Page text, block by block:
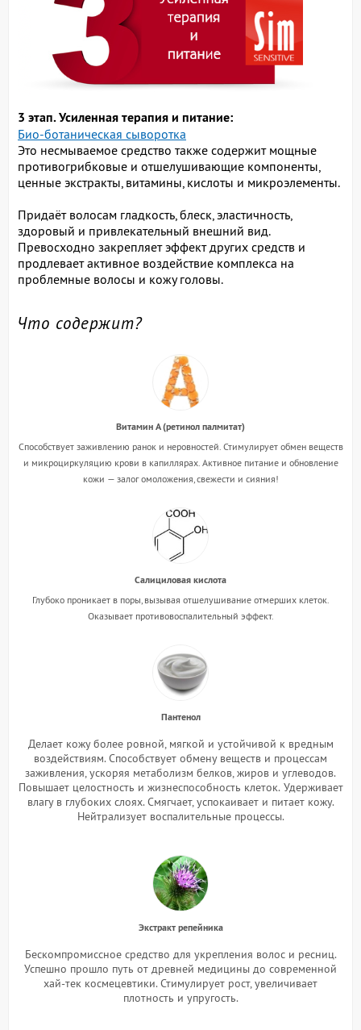
3 этап. Усиленная терапия и питание:
Био-ботаническая сыворотка
Это несмываемое средство также содержит мощные
противогрибковые и отшелушивающие компоненты,
ценные экстракты, витамины, кислоты и микроэлементы.
Придаёт волосам гладкость, блеск, эластичность,
здоровый и привлекательный внешний вид.
Превосходно закрепляет эффект других средств и
продлевает активное воздействие комплекса на
проблемные волосы и кожу головы.
Что содержит?
Витамин А (ретинол палмитат)
Способствует заживлению ранок и неровностей. Стимулирует обмен веществ
и микроциркуляцию крови в капиллярах. Активное питание и обновление
кожи — залог омоложения, свежести и сияния!
Салициловая кислота
Глубоко проникает в поры, вызывая отшелушивание отмерших клеток.
Оказывает противовоспалительный эффект.
Пантенол
Делает кожу более ровной, мягкой и устойчивой к вредным
воздействиям. Способствует обмену веществ и процессам
заживления, ускоряя метаболизм белков, жиров и углеводов.
Повышает целостность и жизнеспособность клеток. Удерживает
влагу в глубоких слоях. Смягчает, успокаивает и питает кожу.
Нейтрализует воспалительные процессы.
Экстракт репейника
Бескомпромиссное средство для укрепления волос и ресниц.
Успешно прошло путь от древней медицины до современной
хай-тек космецевтики. Стимулирует рост, увеличивает
плотность и упругость.